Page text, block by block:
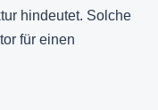
hindeutet. Solche
für einen